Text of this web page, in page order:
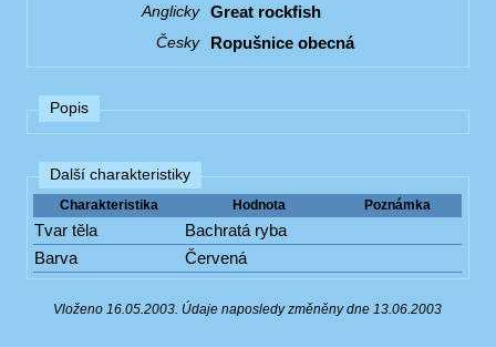
Anglicky
Great rockfish
Česky Ropušnice obecná
Popis
Další charakteristiky
Charakteristika Hodnota Poznámka
Tvar těla
Bachratá ryba
Barva
Červená
Vloženo 16.05.2003. Údaje naposledy změněny dne 13.06.2003